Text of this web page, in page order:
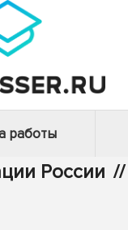
работы
России //